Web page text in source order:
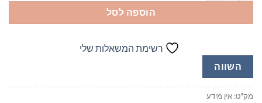
הוספה לסל
רשימת המשאלות שלי
השווה
מק"ט:אין מידע